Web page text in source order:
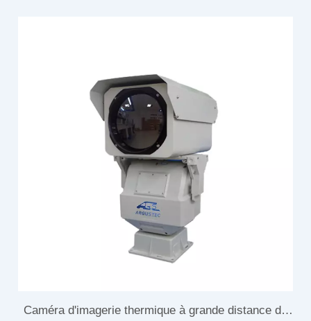
Caméra d'imagerie thermique à grande distance de